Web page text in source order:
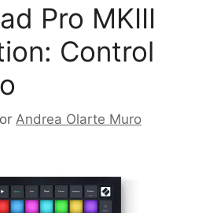
Pro MKIII
Control
Andrea Olarte Muro